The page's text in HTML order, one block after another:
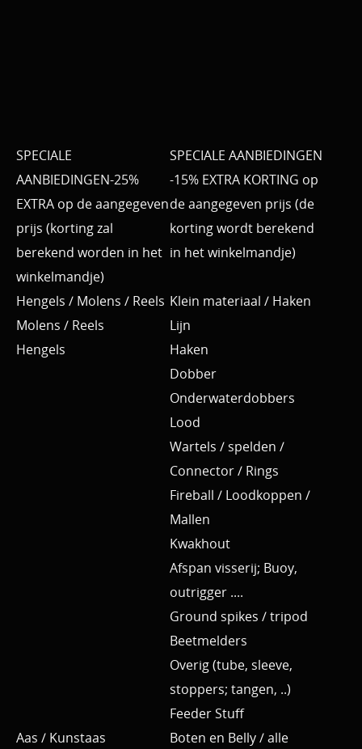
SPECIALE
AANBIEDINGEN-25%
EXTRA op de aangegeven
prijs (korting zal
berekend worden in het
winkelmandje)
SPECIALE AANBIEDINGEN
-15% EXTRA KORTING op
de aangegeven prijs (de
korting wordt berekend
in het winkelmandje)
Hengels / Molens / Reels
Molens / Reels
Hengels
Klein materiaal / Haken
Lijn
Haken
Dobber
Onderwaterdobbers
Lood
Wartels / spelden /
Connector / Rings
Fireball / Loodkoppen /
Mallen
Kwakhout
Afspan visserij; Buoy,
outrigger ....
Ground spikes / tripod
Beetmelders
Overig (tube, sleeve,
stoppers; tangen, ..)
Feeder Stuff
Aas / Kunstaas
Boten en Belly / alle